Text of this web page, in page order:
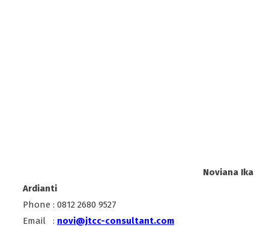
Noviana Ika
Ardianti
Phone : 0812 2680 9527
Email : novi@jtcc-consultant.com